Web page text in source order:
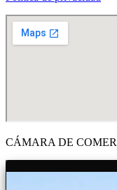
CÁMARA DE